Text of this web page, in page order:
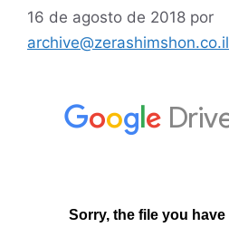
16 de agosto de 2018 por
archive@zerashimshon.co.il